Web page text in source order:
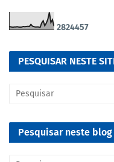
2824457
PESQUISAR NESTE
Pesquisar neste blog